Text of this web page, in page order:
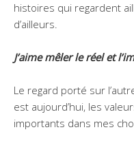
histoires qui regardent
d’ailleurs.
J’aime mêler le réel et
Le regard porté sur
est aujourd’hui, les
importants dans mes